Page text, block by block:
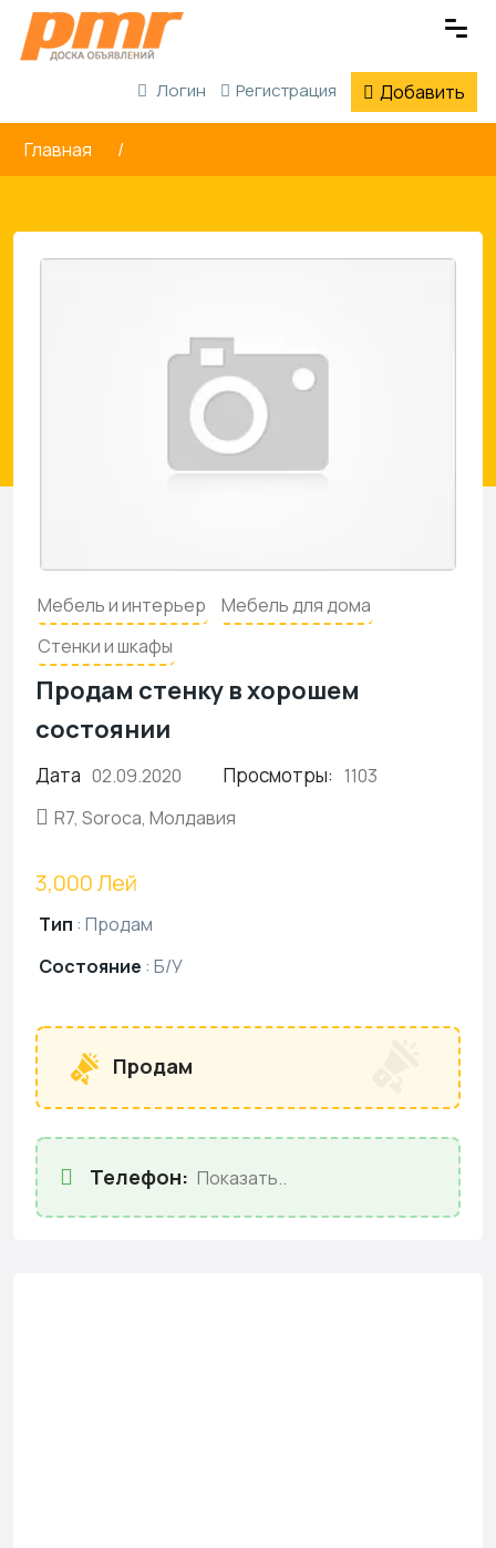
Логин Регистрация Добавить
Главная
Мебель и интерьер
Мебель для дома
Стенки и шкафы
Продам стенку в хорошем
состоянии
Дата 02.09.2020 Просмотры: 1103
R7, Soroca, Молдавия
3,000 Лей
Тип : Продам
Состояние : Б/У
Продам
Телефон: Показать..